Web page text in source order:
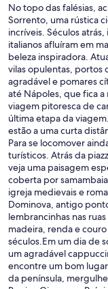
No topo das falésias,
Sorrento, uma rústica
incríveis. Séculos
italianos afluíram em
beleza inspiradora.
vilas opulentas, portos
agradável e pomares
até Nápoles, que fica
viagem pitoresca de
última etapa da
estão a uma curta
Para se locomover
turísticos. Atrás da
veja uma paisagem
coberta por
igreja medievais e
Dominova, antigo
lembrancinhas nas
madeira, renda e
séculos.Em um dia de
um agradável
encontre um bom
da península,